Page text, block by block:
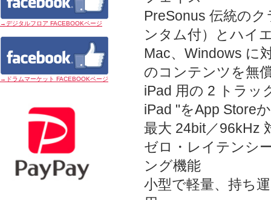
→デジタルフロア FACEBOOKページ
→ドラムマーケット FACEBOOKページ
PreSonus 伝統の
ンタム付）とハイ
Mac、Windows に
のコンテンツを無
iPad 用の 2 トラッ
iPad "をApp Store
最大 24bit／96kHz
ゼロ・レイテンシ
ング機能
小型で軽量、持ち